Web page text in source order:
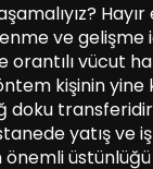
ve gelişme
vücut
kişinin yine
doku
yatış ve